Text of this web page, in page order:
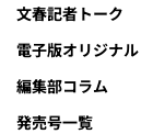
文春記者トーク
電子版オリジナル
編集部コラム
発売号一覧